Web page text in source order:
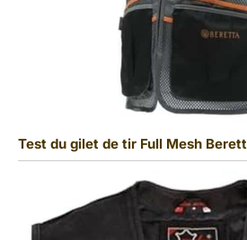
Test du gilet de tir Full Mesh